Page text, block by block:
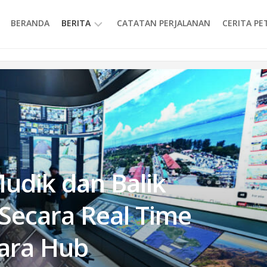
BERANDA BERITA CATATAN PERJALANAN CERITA
dan Balik
Real Time
Hub